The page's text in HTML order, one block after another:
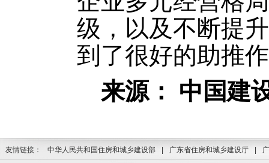
级，以及不断提
到了很好的助推
来源： 中国建
友情链接： 中华人民共和国住房和城乡建设部 广东省住房和城乡建设厅